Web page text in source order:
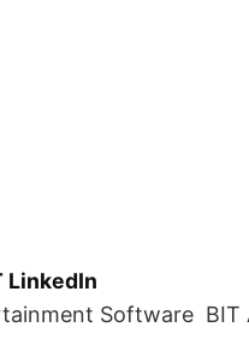
LinkedIn
Software BIT